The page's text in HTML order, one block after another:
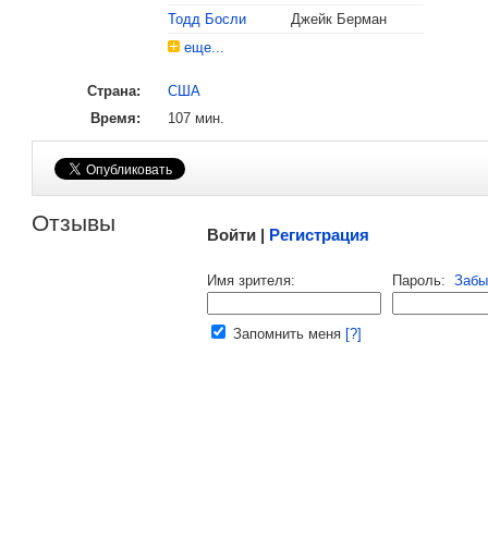
Тодд Босли
Джейк Берман
еще...
Страна:
США
Время:
107 мин.
Отзывы Войти | Регистрация
Имя зрителя: Пароль:
Запомнить меня [?]